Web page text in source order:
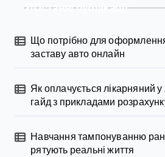
Останні публікації
Що потрібно для
заставу авто онлайн
Як оплачується лікарняний
гайд з прикладами
Навчання тампонуванню
рятують реальні життя